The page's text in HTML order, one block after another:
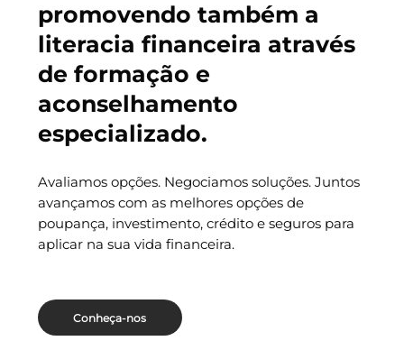
promovendo também a
literacia financeira através
de formação e
aconselhamento
especializado.
Avaliamos opções. Negociamos soluções. Juntos
avançamos com as melhores opções de
poupança, investimento, crédito e seguros para
aplicar na sua vida financeira.
Conheça-nos